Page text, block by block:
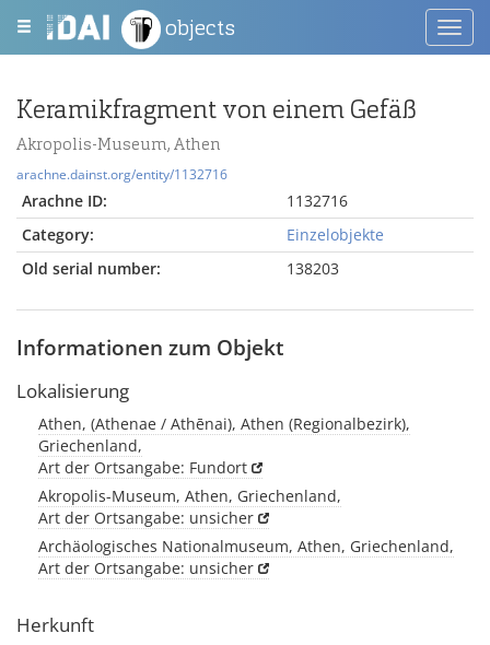
objects
Keramikfragment von einem Gefäß
Akropolis-Museum, Athen
arachne.dainst.org/entity/1132716
Arachne ID:
1132716
Category:
Einzelobjekte
Old serial number:
138203
Informationen zum Objekt
Lokalisierung
Athen, (Athenae / Athēnai), Athen (Regionalbezirk),
Griechenland,
Art der Ortsangabe: Fundort
Akropolis-Museum, Athen, Griechenland,
Art der Ortsangabe: unsicher
Archäologisches Nationalmuseum, Athen, Griechenland,
Art der Ortsangabe: unsicher
Herkunft